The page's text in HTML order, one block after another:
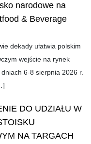
narodowe na
& Beverage
dekady ułatwia polskim
wejście na rynek
6-8 sierpnia 2026 r.
DO UDZIAŁU W
NA TARGACH